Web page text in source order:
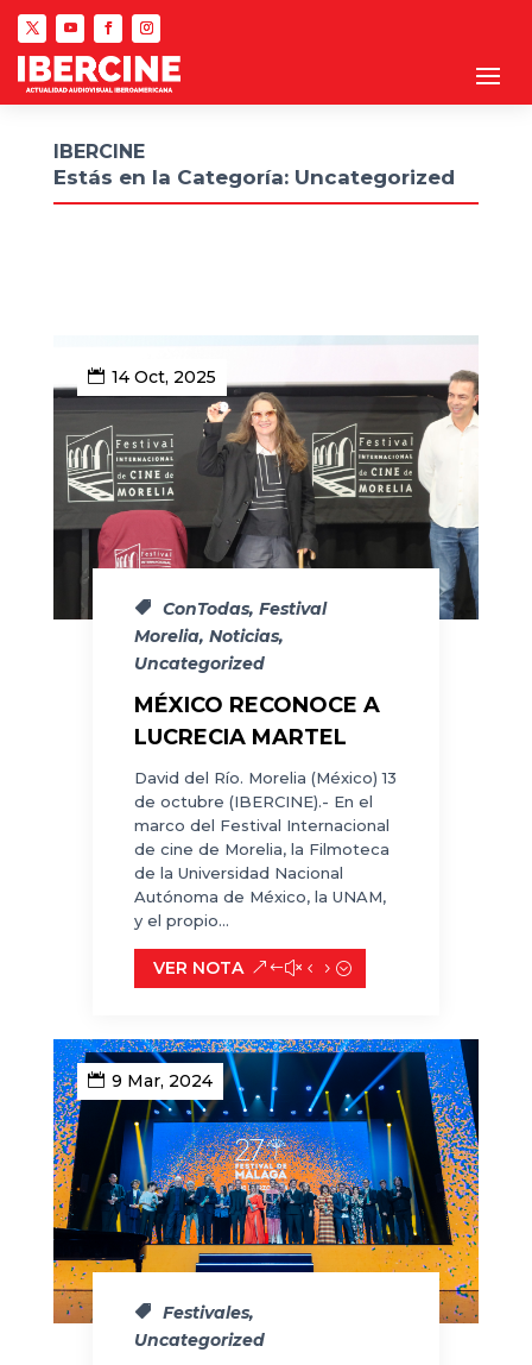
IBERCINE
Estás en la Categoría: Uncategorized
14 Oct, 2025
ConTodas, Festival
Morelia, Noticias,
Uncategorized
MÉXICO RECONOCE A
LUCRECIA MARTEL
David del Río. Morelia (México) 13
de octubre (IBERCINE).- En el
marco del Festival Internacional
de cine de Morelia, la Filmoteca
de la Universidad Nacional
Autónoma de México, la UNAM,
y el propio...
VER NOTA
9 Mar, 2024
Festivales,
Uncategorized